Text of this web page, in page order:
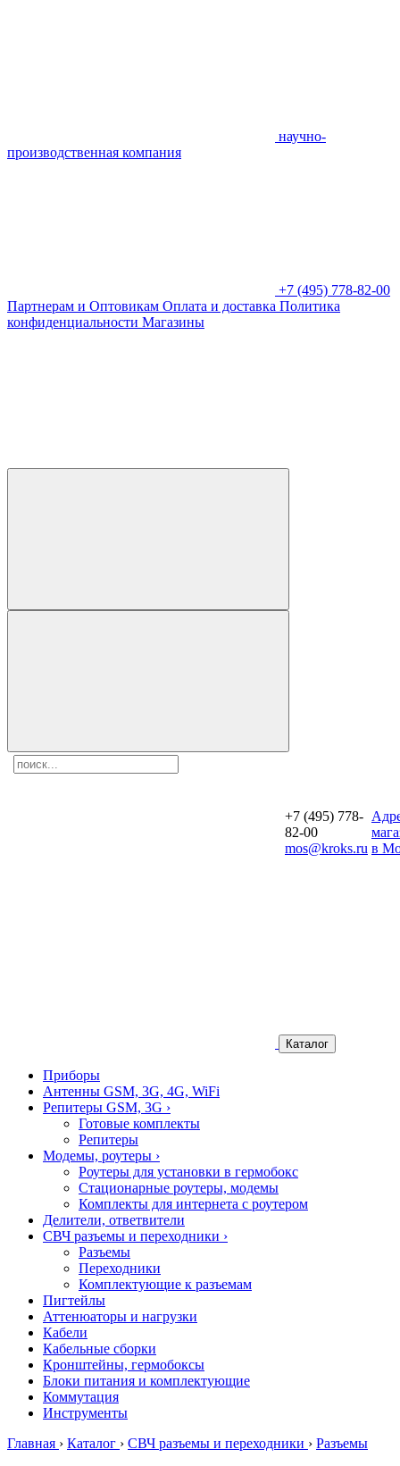
научно-
производственная компания
+7 (495) 778-82-00
Партнерам и Оптовикам Оплата и доставка Политика
конфиденциальности Магазины
+7 (495) 778-
82-00
mos@kroks.ru в
Каталог
Приборы
Антенны GSM, 3G, 4G, WiFi
Репитеры GSM, 3G ›
Готовые комплекты
Репитеры
Модемы, роутеры ›
Роутеры для установки в гермобокс
Стационарные роутеры, модемы
Комплекты для интернета с роутером
Делители, ответвители
СВЧ разъемы и переходники ›
Разъемы
Переходники
Комплектующие к разъемам
Пигтейлы
Аттенюаторы и нагрузки
Кабели
Кабельные сборки
Кронштейны, гермобоксы
Блоки питания и комплектующие
Коммутация
Инструменты
Главная › Каталог › СВЧ разъемы и переходники › Разъемы